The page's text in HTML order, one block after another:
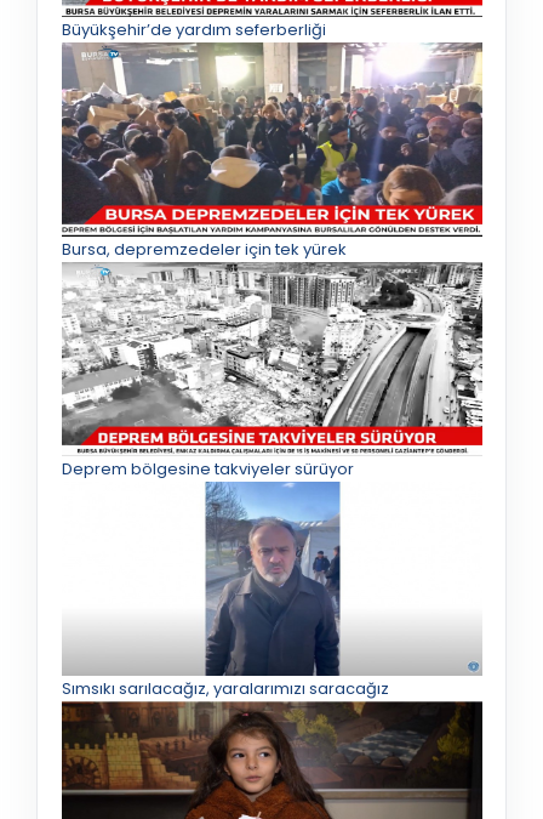
Büyükşehir’de yardım seferberliği
Bursa, depremzedeler için tek yürek
Deprem bölgesine takviyeler sürüyor
Sımsıkı sarılacağız, yaralarımızı saracağız